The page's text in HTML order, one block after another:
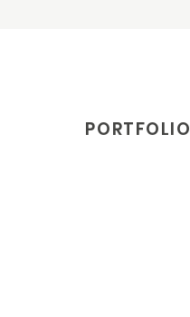
PORTFOLIO